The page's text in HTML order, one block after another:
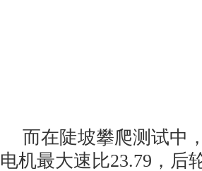
而在陡坡攀爬测试中
电机最大速比23.79，后